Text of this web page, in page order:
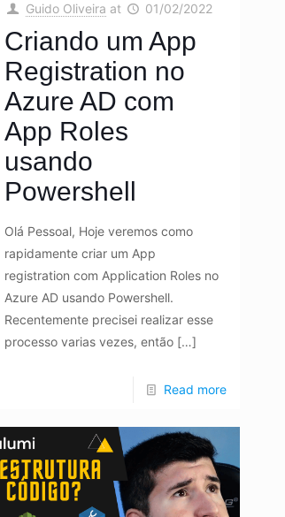
Guido Oliveira at 01/02/2022
Criando um App
Registration no
Azure AD com
App Roles
usando
Powershell
Olá Pessoal, Hoje veremos como
rapidamente criar um App
registration com Application Roles no
Azure AD usando Powershell.
Recentemente precisei realizar esse
processo varias vezes, então […]
Read more